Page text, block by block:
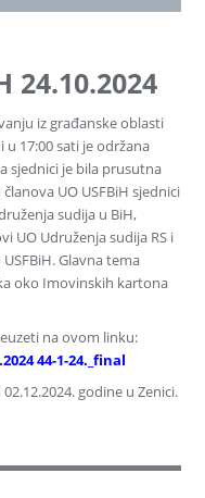
24.10.2024
iz građanske oblasti
u 17:00 sati je održana
sjednici je bila prusutna
UO USFBiH sjednici
sudija u BiH,
UO Udruženja sudija RS i
Glavna tema
oko Imovinskih kartona
na ovom linku:
44-1-24._final
godine u Zenici.